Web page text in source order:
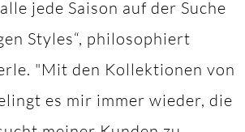
jede Saison auf der Suche
Styles“, philosophiert
"Mit den Kollektionen von
es mir immer wieder, die